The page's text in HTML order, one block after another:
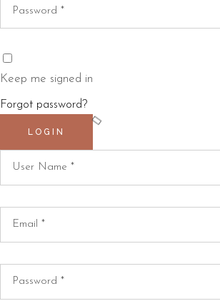
Keep me signed in
Forgot password?
LOGIN